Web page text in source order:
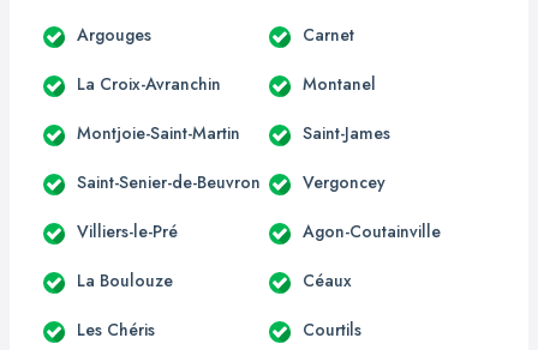
Argouges Carnet
La Croix-Avranchin Montanel
Montjoie-Saint-Martin Saint-James
Saint-Senier-de-Beuvron Vergoncey
Villiers-le-Pré Agon-Coutainville
La Boulouze Céaux
Les Chéris Courtils